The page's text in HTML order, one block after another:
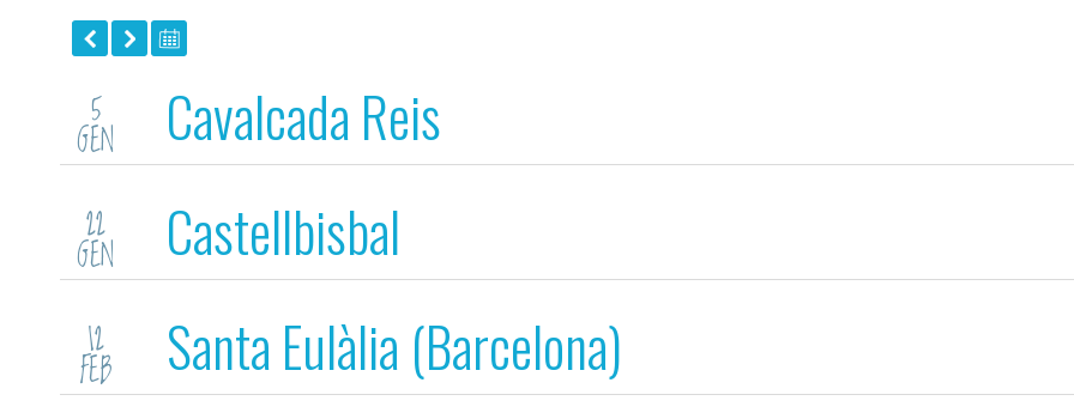
5
GEN Cavalcada Reis
22
GEN Castellbisbal
12
FEB Santa Eulàlia (Barcelona)